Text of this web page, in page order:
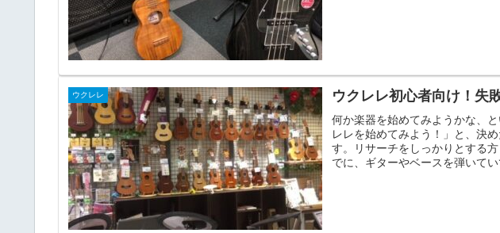
ウクレレ ウクレレ初心者向け！失
何か楽器を始めてみようかな、
レレを始めてみよう！」と、決
す。リサーチをしっかりとする
でに、ギターやベースを弾いて